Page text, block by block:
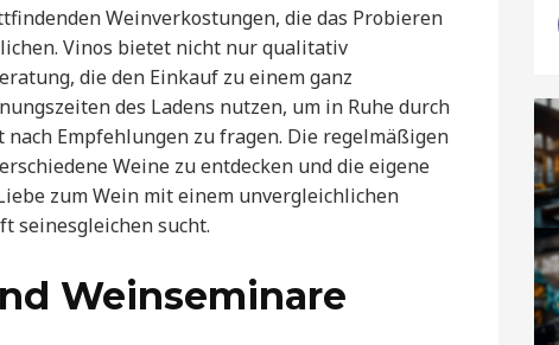
Weinverkostungen, die das Probieren
Vinos bietet nicht nur qualitativ
die den Einkauf zu einem ganz
des Ladens nutzen, um in Ruhe durch
Empfehlungen zu fragen. Die regelmäßigen
Weine zu entdecken und die eigene
zum Wein mit einem unvergleichlichen
seinesgleichen sucht.
Weinseminare